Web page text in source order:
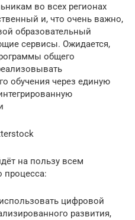
во всех регионах
и, что очень важно,
образовательный
сервисы. Ожидается,
общего
обучения через единую
на пользу всем
процесса:
цифровой
развития,